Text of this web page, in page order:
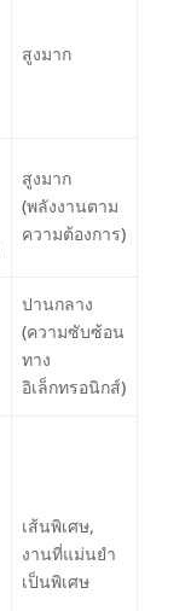
สูงมาก
สูงมาก
(พลังงานตาม
ความต้องการ)
ปานกลาง
(ความซับซ้อน
ทาง
อิเล็กทรอนิกส์)
เส้นพิเศษ,
งานที่แม่นยำ
เป็นพิเศษ